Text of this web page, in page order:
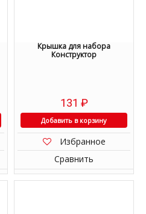
Крышка для набора
Конструктор
131 ₽
Добавить в корзину
Избранное
Сравнить